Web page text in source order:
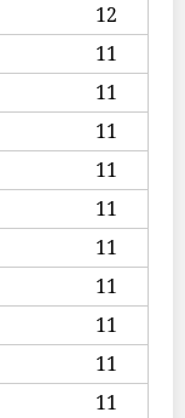
12
11
11
11
11
11
11
11
11
11
11